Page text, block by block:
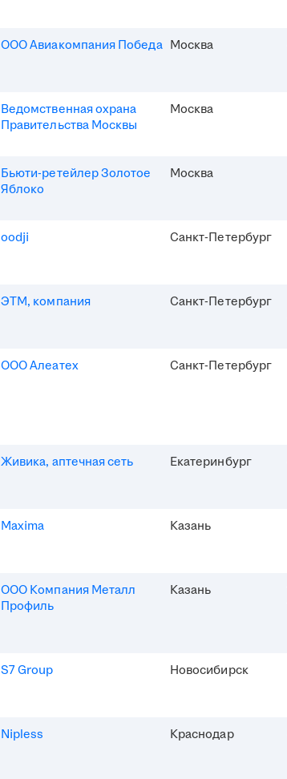
ООО Авиакомпания Победа Москва
Ведомственная охрана
Правительства Москвы
Москва
Бьюти-ретейлер Золотое
Яблоко
Москва
oodji Санкт-Петербург
ЭТМ, компания Санкт-Петербург
ООО Алеатех Санкт-Петербург
Живика, аптечная сеть Екатеринбург
Maxima Казань
ООО Компания Металл
Профиль
Казань
S7 Group Новосибирск
Nipless Краснодар